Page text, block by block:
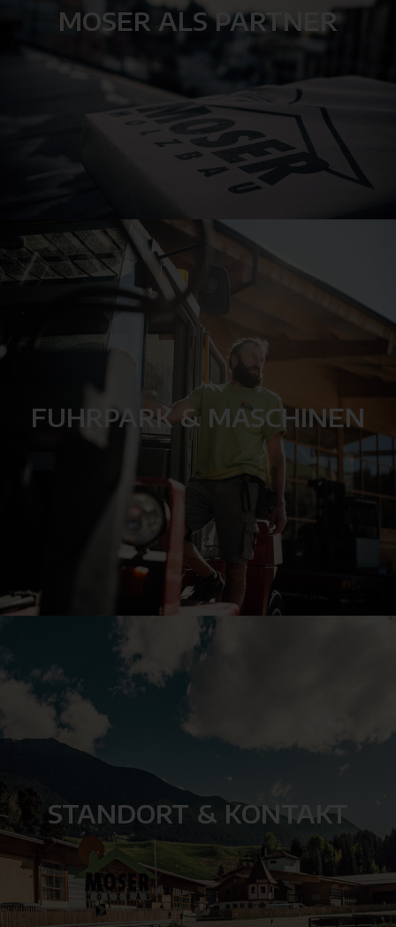
MOSER ALS PARTNER
FUHRPARK & MASCHINEN
STANDORT & KONTAKT